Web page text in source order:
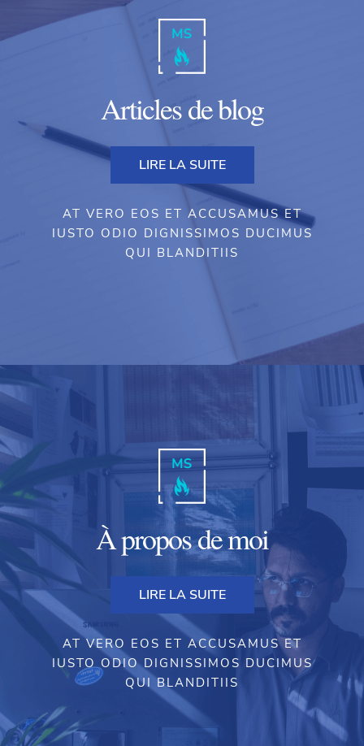
Articles de blog
LIRE LA SUITE
AT VERO EOS ET ACCUSAMUS ET
IUSTO ODIO DIGNISSIMOS DUCIMUS
QUI BLANDITIIS
À propos de moi
LIRE LA SUITE
AT VERO EOS ET ACCUSAMUS ET
IUSTO ODIO DIGNISSIMOS DUCIMUS
QUI BLANDITIIS